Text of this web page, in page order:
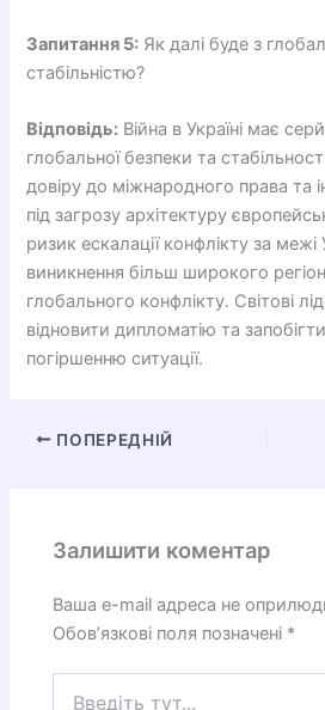
Запитання 5: Як далі буде з
стабільністю?
Відповідь: Війна в Україні має
глобальної безпеки та
довіру до міжнародного права та
під загрозу архітектуру
ризик ескалації конфлікту за межі
виникнення більш широкого
глобального конфлікту. Світові
відновити дипломатію та
погіршенню ситуації.
ПОПЕРЕДНІЙ
Залишити коментар
Ваша e-mail адреса не
Обов’язкові поля позначені *